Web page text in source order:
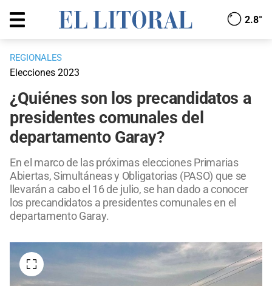
2.8°
REGIONALES
Elecciones 2023
¿Quiénes son los precandidatos a
presidentes comunales del
departamento Garay?
En el marco de las próximas elecciones Primarias
Abiertas, Simultáneas y Obligatorias (PASO) que se
llevarán a cabo el 16 de julio, se han dado a conocer
los precandidatos a presidentes comunales en el
departamento Garay.